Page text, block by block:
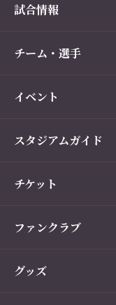
試合情報
チーム・選手
イベント
スタジアムガイド
チケット
ファンクラブ
グッズ